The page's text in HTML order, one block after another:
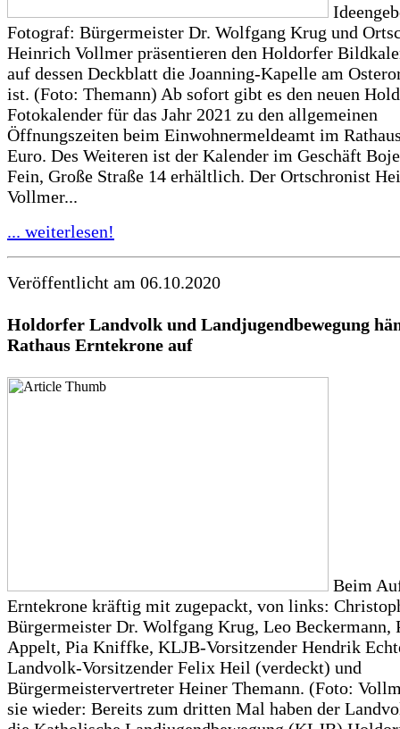
Fotograf: Bürgermeister Dr. Wolfgang Krug und
Heinrich Vollmer präsentieren den Holdorfer
auf dessen Deckblatt die Joanning-Kapelle am
ist. (Foto: Themann) Ab sofort gibt es den neuen
Fotokalender für das Jahr 2021 zu den allgemeinen
Öffnungszeiten beim Einwohnermeldeamt im
Euro. Des Weiteren ist der Kalender im Geschäft
Fein, Große Straße 14 erhältlich. Der Ortschronist
Vollmer...
... weiterlesen!
Veröffentlicht am 06.10.2020
Holdorfer Landvolk und Landjugendbewegung
Rathaus Erntekrone auf
Beim
Erntekrone kräftig mit zugepackt, von links:
Bürgermeister Dr. Wolfgang Krug, Leo Beckermann,
Appelt, Pia Kniffke, KLJB-Vorsitzender Hendrik
Landvolk-Vorsitzender Felix Heil (verdeckt) und
Bürgermeistervertreter Heiner Themann. (Foto:
sie wieder: Bereits zum dritten Mal haben der